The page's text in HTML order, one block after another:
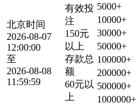
北京时间
2026-08-07
12:00:00
至
2026-08-08
11:59:59
有效投
注
150元
以上
存款总
额
60元以
上
5000+
10000+
30000+
50000+
100000+
200000+
500000+
1000000+